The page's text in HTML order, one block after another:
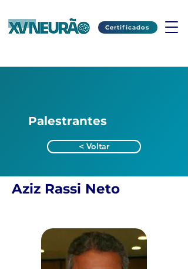
Certificados
Palestrantes
< Voltar
Aziz Rassi Neto